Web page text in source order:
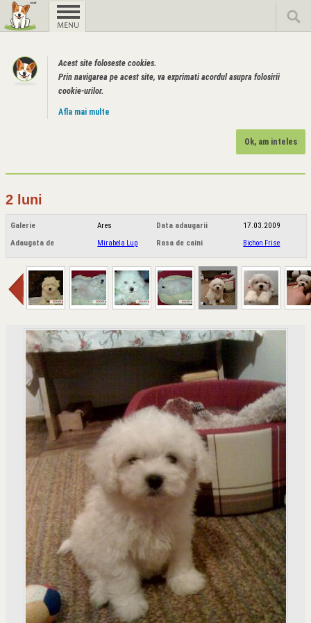
Acest site foloseste cookies.
Prin navigarea pe acest site, va exprimati acordul asupra folosirii
cookie-urilor.
Afla mai multe
Ok, am inteles
2 luni
Galerie Ares Data adaugarii
17.03.2009
Adaugata de
Mirabela Lup Rasa de caini Bichon Frise